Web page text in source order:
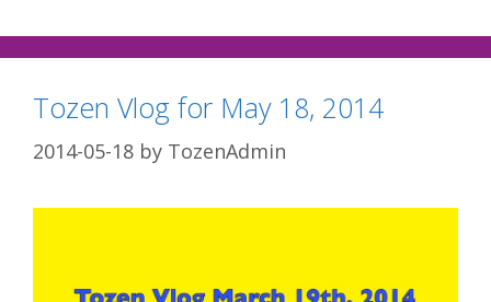
Tozen Vlog for May 18, 2014
2014-05-18 by TozenAdmin